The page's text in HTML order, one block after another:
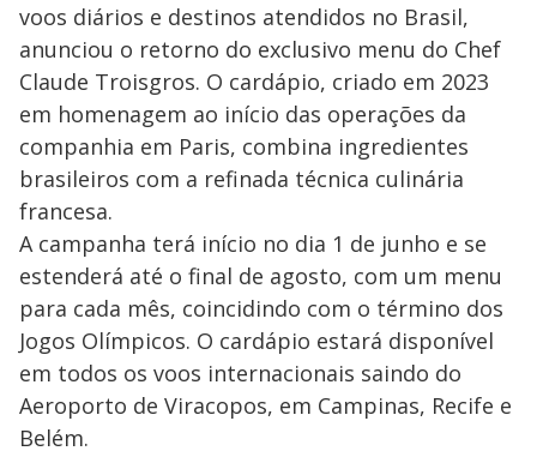
voos diários e destinos atendidos no Brasil,
anunciou o retorno do exclusivo menu do Chef
Claude Troisgros. O cardápio, criado em 2023
em homenagem ao início das operações da
companhia em Paris, combina ingredientes
brasileiros com a refinada técnica culinária
francesa.
A campanha terá início no dia 1 de junho e se
estenderá até o final de agosto, com um menu
para cada mês, coincidindo com o término dos
Jogos Olímpicos. O cardápio estará disponível
em todos os voos internacionais saindo do
Aeroporto de Viracopos, em Campinas, Recife e
Belém.